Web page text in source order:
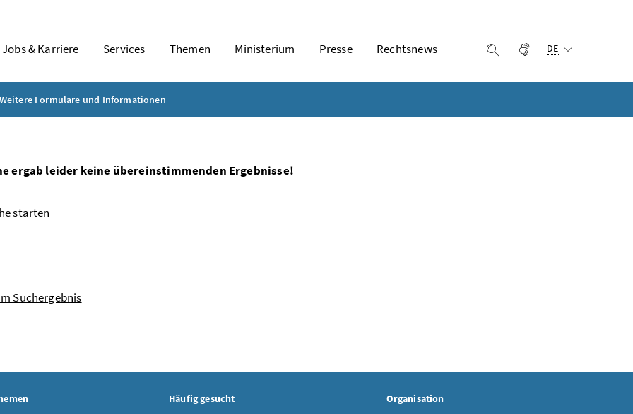
Jobs & Karriere Services Themen Ministerium Presse Rechtsnews Suche einblenden
Gebärdensprache
DE
Weitere Formulare und Informationen
ergab leider keine übereinstimmenden Ergebnisse!
starten
Suchergebnis
Häufig gesucht
Organisation